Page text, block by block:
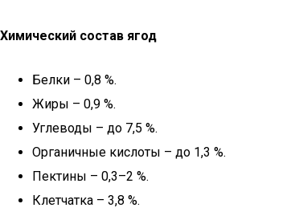
Химический состав ягод
Белки – 0,8 %.
Жиры – 0,9 %.
Углеводы – до 7,5 %.
Органичные кислоты – до 1,3 %.
Пектины – 0,3–2 %.
Клетчатка – 3,8 %.